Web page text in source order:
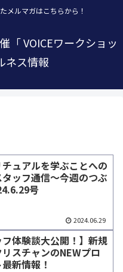
メルマガはこちらから！
「 VOICEワークショッ
ネス情報
チュアルを学ぶことへの
ッフ通信～今週のつぶ
号
2024.06.29
フ体験談大公開！】新規
スチャンのNEWプロ
新情報！